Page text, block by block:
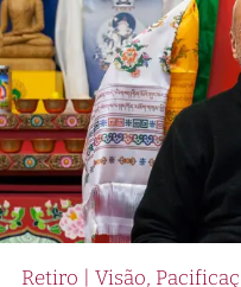
Retiro | Visão,